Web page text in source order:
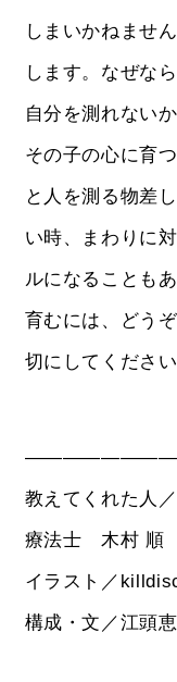
しまいかねませ
します。なぜな
自分を測れない
その子の心に育
と人を測る物差
い時、まわりに
ルになることも
育むには、どう
切にしてください
教えてくれた人
療法士 木村 順
イラスト／
構成・文／江頭